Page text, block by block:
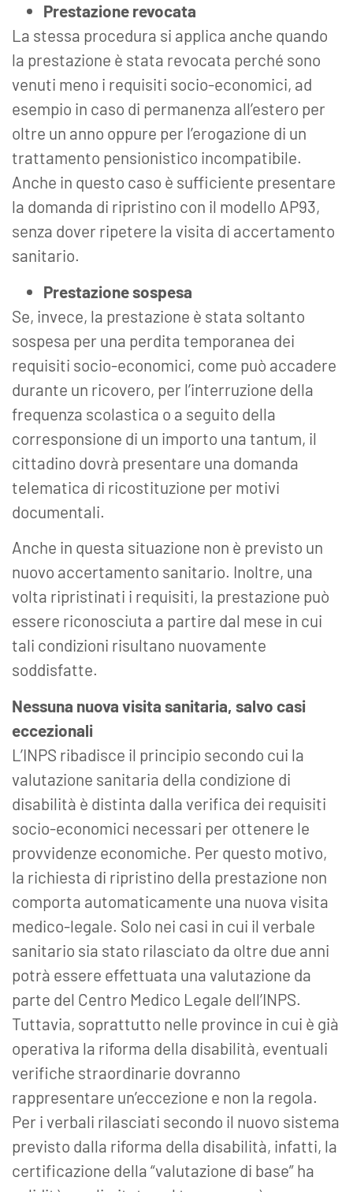
Prestazione revocata
La stessa procedura si applica anche quando
la prestazione è stata revocata perché sono
venuti meno i requisiti socio-economici, ad
esempio in caso di permanenza all’estero per
oltre un anno oppure per l’erogazione di un
trattamento pensionistico incompatibile.
Anche in questo caso è sufficiente presentare
la domanda di ripristino con il modello AP93,
senza dover ripetere la visita di accertamento
sanitario.
Prestazione sospesa
Se, invece, la prestazione è stata soltanto
sospesa per una perdita temporanea dei
requisiti socio-economici, come può accadere
durante un ricovero, per l’interruzione della
frequenza scolastica o a seguito della
corresponsione di un importo una tantum, il
cittadino dovrà presentare una domanda
telematica di ricostituzione per motivi
documentali.
Anche in questa situazione non è previsto un
nuovo accertamento sanitario. Inoltre, una
volta ripristinati i requisiti, la prestazione può
essere riconosciuta a partire dal mese in cui
tali condizioni risultano nuovamente
soddisfatte.
Nessuna nuova visita sanitaria, salvo casi
eccezionali
L’INPS ribadisce il principio secondo cui la
valutazione sanitaria della condizione di
disabilità è distinta dalla verifica dei requisiti
socio-economici necessari per ottenere le
provvidenze economiche. Per questo motivo,
la richiesta di ripristino della prestazione non
comporta automaticamente una nuova visita
medico-legale. Solo nei casi in cui il verbale
sanitario sia stato rilasciato da oltre due anni
potrà essere effettuata una valutazione da
parte del Centro Medico Legale dell’INPS.
Tuttavia, soprattutto nelle province in cui è già
operativa la riforma della disabilità, eventuali
verifiche straordinarie dovranno
rappresentare un’eccezione e non la regola.
Per i verbali rilasciati secondo il nuovo sistema
previsto dalla riforma della disabilità, infatti, la
certificazione della “valutazione di base” ha